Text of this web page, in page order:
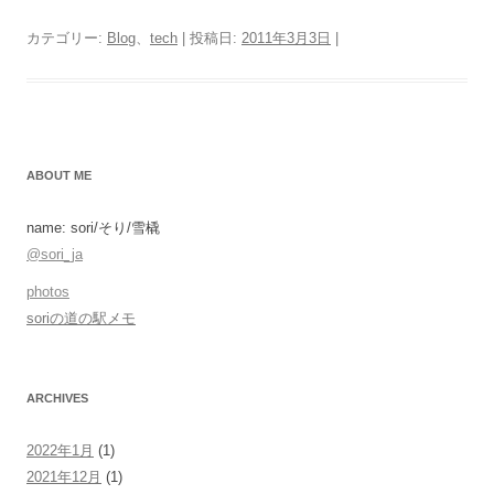
カテゴリー: Blog、 tech | 投稿日: 2011年3月3日
ABOUT ME
name: sori/そり/雪橇
@sori_ja
photos
soriの道の駅メモ
ARCHIVES
2022年1月 (1)
2021年12月 (1)